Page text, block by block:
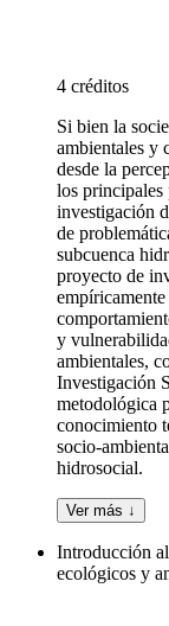
4 créditos
Si bien la
ambientales y
desde la
los principales
investigación
de
subcuenca
proyecto de
y
ambientales,
Investigación
metodológica
conocimiento
socio-
hidrosocial.
Ver más ↓
Introducción
ecológicos y